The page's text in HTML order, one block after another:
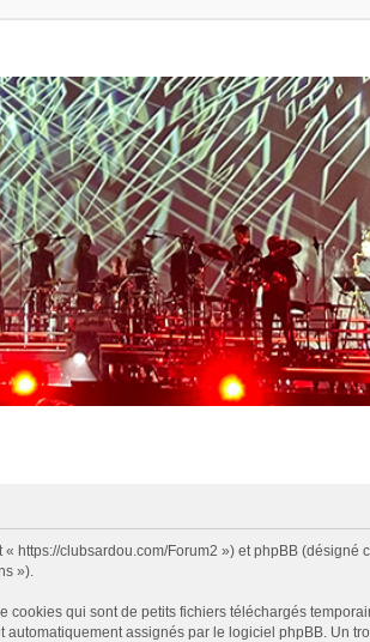
clubsardou.com/Forum2 ») et phpBB (désigné
»).
qui sont de petits fichiers téléchargés
assignés par le logiciel phpBB. Un